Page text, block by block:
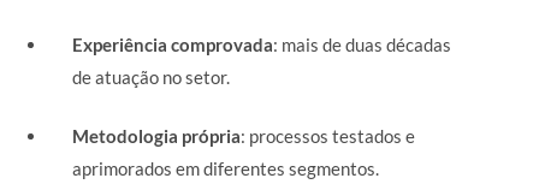
Experiência comprovada: mais de duas décadas
de atuação no setor.
Metodologia própria: processos testados e
aprimorados em diferentes segmentos.